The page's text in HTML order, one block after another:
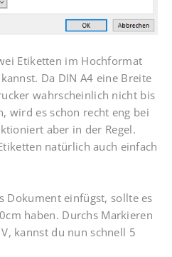
Etiketten im Hochformat
Da DIN A4 eine Breite
wahrscheinlich nicht bis
wird es schon recht eng bei
aber in der Regel.
natürlich auch einfach
Dokument einfügst, sollte es
haben. Durchs Markieren
V, kannst du nun schnell 5